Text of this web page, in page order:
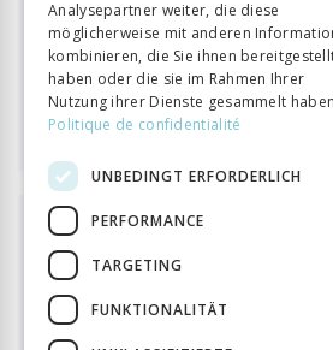
Ich abonniere
Nouvelle Revue Neuchâteloise
40.00 
Einzelheft kaufen
(Nur online lesen. Kein Postversand
Format HTML (lecture en ligne)
Analysepartner weiter, die diese
möglicherweise mit anderen
kombinieren, die Sie ihnen
haben oder die sie im Rahmen Ihrer
Nutzung ihrer Dienste gesammelt
Politique de confidentialité
UNBEDINGT ERFORDERLICH
PERFORMANCE
TARGETING
FUNKTIONALITÄT